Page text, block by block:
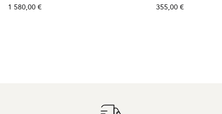
1 580,00 € 355,00 €